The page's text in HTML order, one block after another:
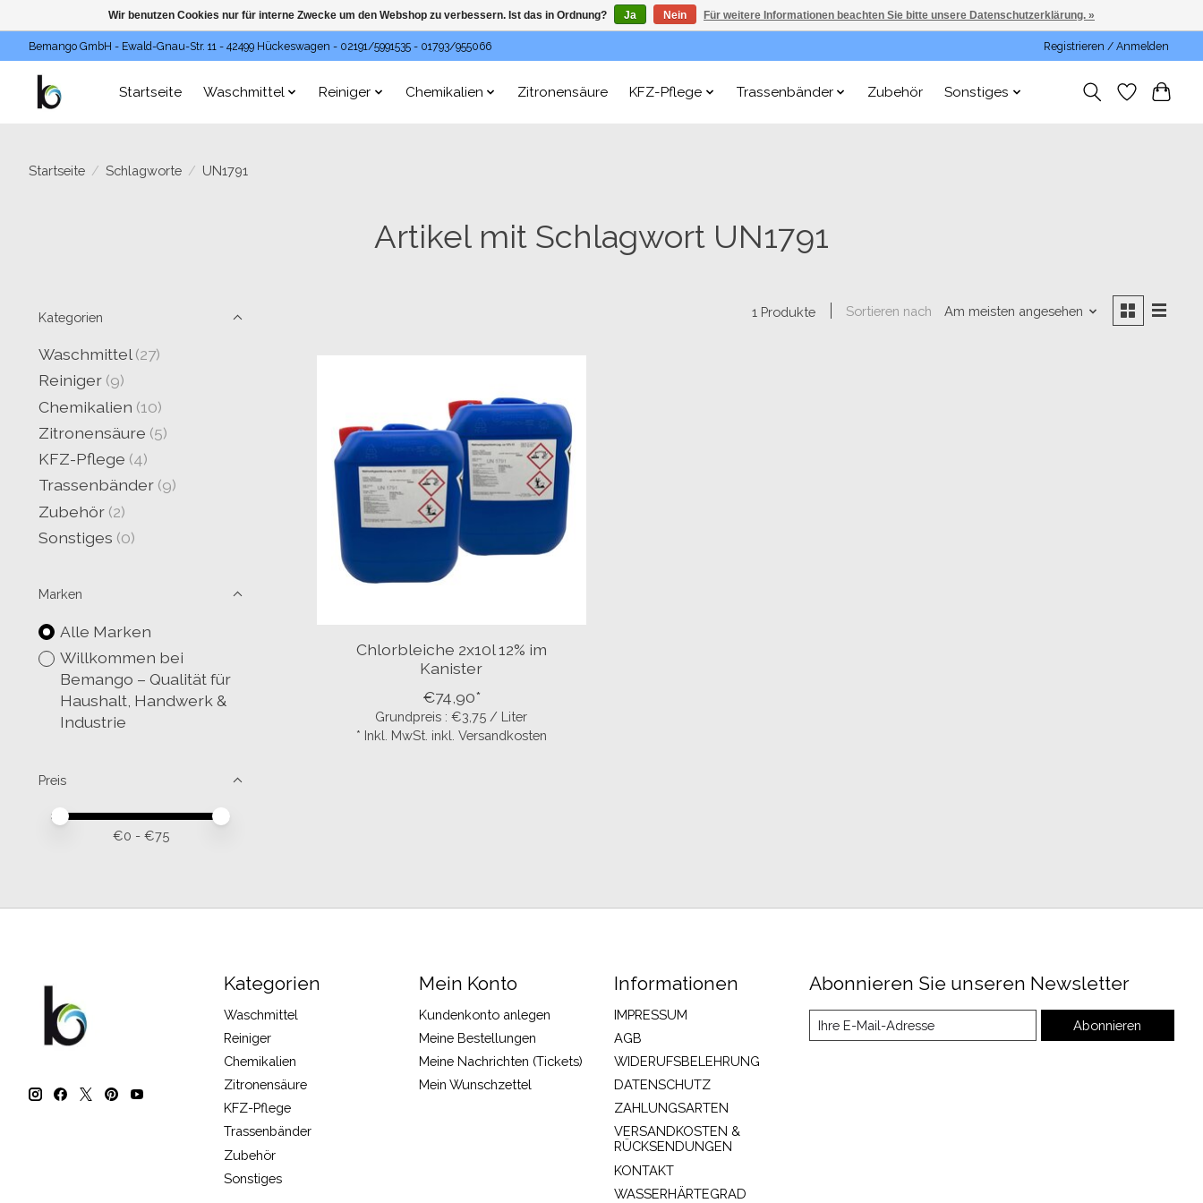
Bemango GmbH - Ewald-Gnau-Str. 11 - 42499 Hückeswagen - 02191/5991535 - 01793/955066 Registrieren / Anmelden
Startseite Waschmittel Reiniger Chemikalien Zitronensäure KFZ-Pflege Trassenbänder Zubehör Sonstiges
Startseite / Schlagworte / UN1791
Artikel mit Schlagwort UN1791
Kategorien
Waschmittel (27)
Reiniger (9)
Chemikalien (10)
Zitronensäure (5)
KFZ-Pflege (4)
Trassenbänder (9)
Zubehör (2)
Sonstiges (0)
Marken
Alle Marken
Willkommen bei
Bemango – Qualität für
Haushalt, Handwerk &
Industrie
Preis
Preis – Mindestwert
Price maximum value
€0 - €75
1 Produkte Sortieren nach Am meisten angesehen
Chlorbleiche 2x10l 12% im
Kanister
€74,90*
Grundpreis : €3,75 / Liter
* Inkl. MwSt. inkl. Versandkosten
Kategorien
Waschmittel
Reiniger
Chemikalien
Zitronensäure
KFZ-Pflege
Trassenbänder
Zubehör
Sonstiges
Mein Konto
Kundenkonto anlegen
Meine Bestellungen
Meine Nachrichten (Tickets)
Mein Wunschzettel
Informationen
IMPRESSUM
AGB
WIDERUFSBELEHRUNG
DATENSCHUTZ
ZAHLUNGSARTEN
VERSANDKOSTEN &
RÜCKSENDUNGEN
KONTAKT
WASSERHÄRTEGRAD
Abonnieren Sie unseren Newsletter
Abonnieren
Wir benutzen Cookies nur für interne Zwecke um den Webshop zu verbessern. Ist das in Ordnung? Ja Nein Für weitere Informationen beachten Sie bitte unsere Datenschutzerklärung. »